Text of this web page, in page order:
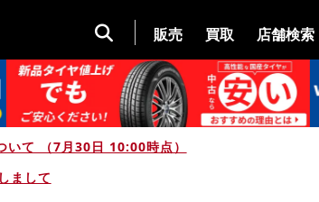
販売 買取 店舗検索
て （7月30日 10:00時点）
まして